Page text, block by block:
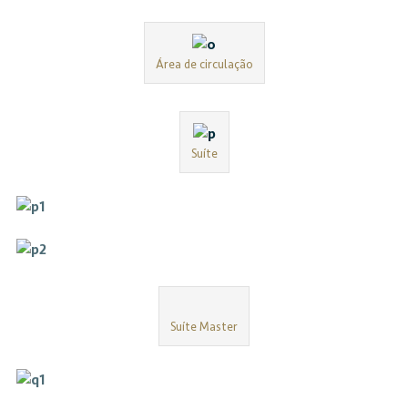
Área de circulação
Suíte
Suíte Master